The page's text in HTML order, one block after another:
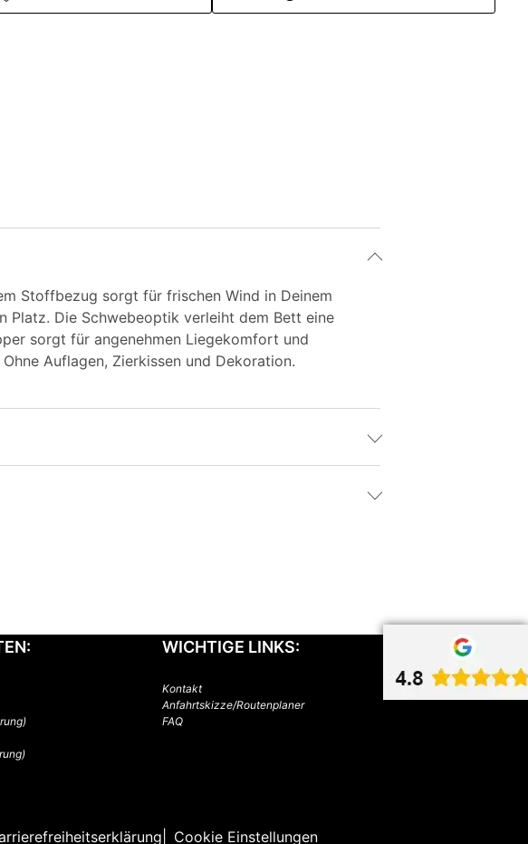
Stoffbezug sorgt für frischen Wind in Deinem
Platz. Die Schwebeoptik verleiht dem Bett eine
sorgt für angenehmen Liegekomfort und
Auflagen, Zierkissen und Dekoration.
WICHTIGE LINKS:
Kontakt
Anfahrtskizze/Routenplaner
FAQ
Cookie Einstellungen